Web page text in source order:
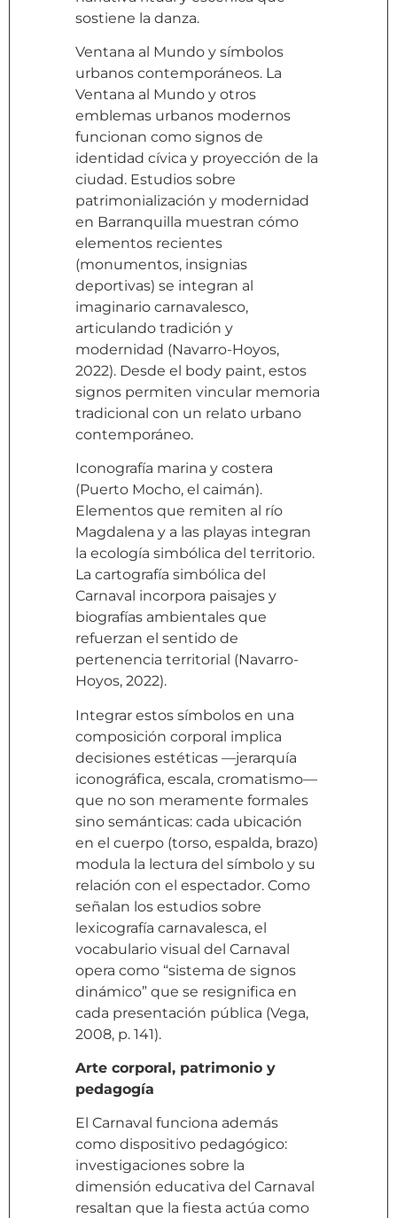
sostiene la danza.
Ventana al Mundo y símbolos
urbanos contemporáneos. La
Ventana al Mundo y otros
emblemas urbanos modernos
funcionan como signos de
identidad cívica y proyección de la
ciudad. Estudios sobre
patrimonialización y modernidad
en Barranquilla muestran cómo
elementos recientes
(monumentos, insignias
deportivas) se integran al
imaginario carnavalesco,
articulando tradición y
modernidad (Navarro-Hoyos,
2022). Desde el body paint, estos
signos permiten vincular memoria
tradicional con un relato urbano
contemporáneo.
Iconografía marina y costera
(Puerto Mocho, el caimán).
Elementos que remiten al río
Magdalena y a las playas integran
la ecología simbólica del territorio.
La cartografía simbólica del
Carnaval incorpora paisajes y
biografías ambientales que
refuerzan el sentido de
pertenencia territorial (Navarro-
Hoyos, 2022).
Integrar estos símbolos en una
composición corporal implica
decisiones estéticas —jerarquía
iconográfica, escala, cromatismo—
que no son meramente formales
sino semánticas: cada ubicación
en el cuerpo (torso, espalda, brazo)
modula la lectura del símbolo y su
relación con el espectador. Como
señalan los estudios sobre
lexicografía carnavalesca, el
vocabulario visual del Carnaval
opera como “sistema de signos
dinámico” que se resignifica en
cada presentación pública (Vega,
2008, p. 141).
Arte corporal, patrimonio y
pedagogía
El Carnaval funciona además
como dispositivo pedagógico:
investigaciones sobre la
dimensión educativa del Carnaval
resaltan que la fiesta actúa como